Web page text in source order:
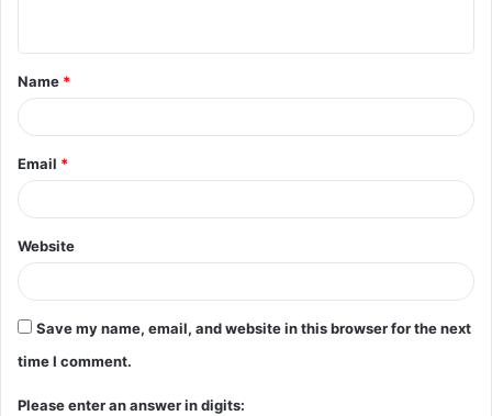
t
*
Name *
Email *
Website
Save my name, email, and website in this browser for the next
time I comment.
Please enter an answer in digits: